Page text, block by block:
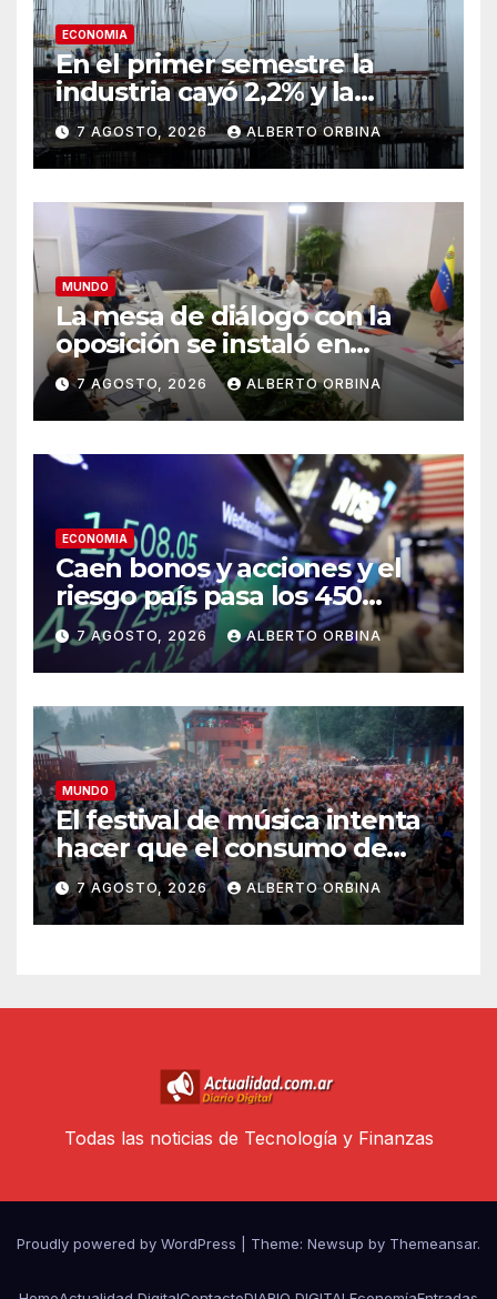
ECONOMIA
En el primer semestre la
industria cayó 2,2% y la
construcción mejoró casi 3%
7 AGOSTO, 2026 ALBERTO ORBINA
MUNDO
La mesa de diálogo con la
oposición se instaló en
Venezuela: se declaró en
sesión permanente y acordó
un calendario hacia el
llamado a elecciones
7 AGOSTO, 2026 ALBERTO ORBINA
ECONOMIA
Caen bonos y acciones y el
riesgo país pasa los 450
puntos tras las concesiones
que tuvo que hacer el
Gobierno en el Congreso
7 AGOSTO, 2026 ALBERTO ORBINA
MUNDO
El festival de música intenta
hacer que el consumo de
drogas sea más seguro
7 AGOSTO, 2026 ALBERTO ORBINA
Todas las noticias de Tecnología y Finanzas
Proudly powered by WordPress Theme: Newsup by Themeansar.